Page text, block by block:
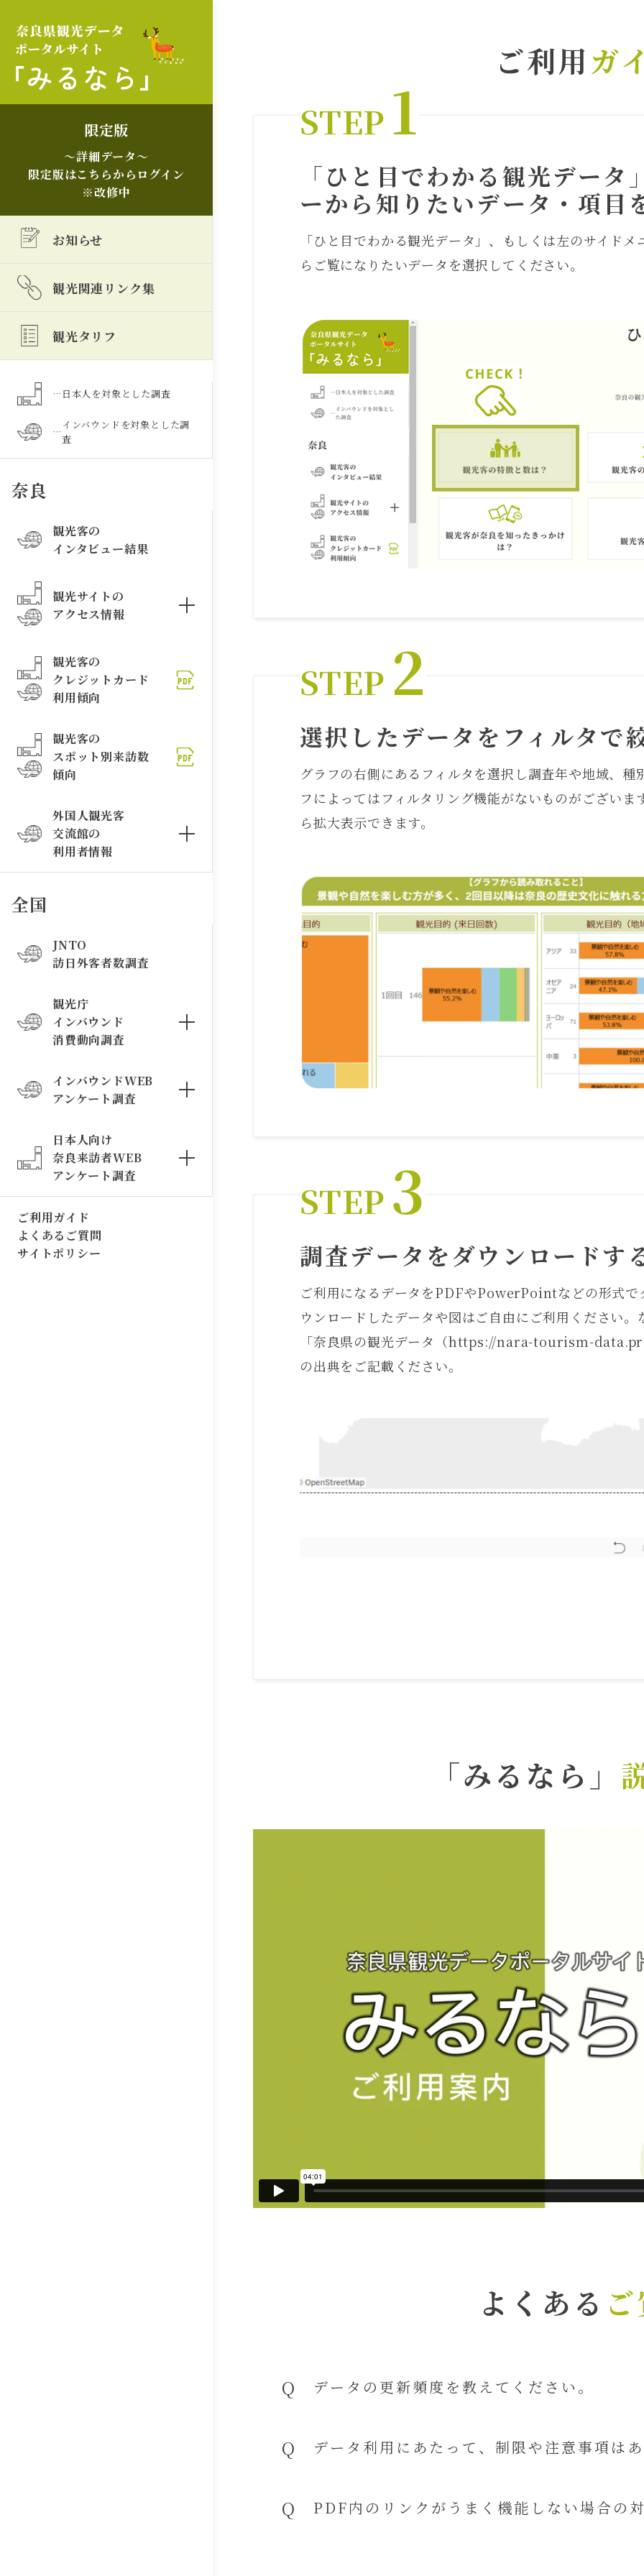
限定版
～詳細データ～
限定版はこちらからログイン
※改修中
お知らせ
観光関連リンク集
観光タリフ
… 日本人を対象とした調査
…
インバウンドを対象とした調
査
奈良
観光客の
インタビュー結果
観光サイトの
アクセス情報
観光客の
クレジットカード
利用傾向
観光客の
スポット別来訪数
傾向
外国人観光客
交流館の
利用者情報
全国
JNTO
訪日外客者数調査
観光庁
インバウンド
消費動向調査
インバウンドWEB
アンケート調査
日本人向け
奈良来訪者WEB
アンケート調査
ご利用ガイド
よくあるご質問
サイトポリシー
ご利用 ガ
STEP 1
「ひと目でわかる観光データ
ーから知りたいデータ・項目
「ひと目でわかる観光データ」 、もしくは左のサイドメ
らご覧になりたいデータを選択してください。
STEP 2
選択したデータをフィルタで
グラフの右側にあるフィルタを選択し調査年や地域、
フによってはフィルタリング機能がないものがござい
ら拡大表示できます。
STEP 3
調査データをダウンロードす
ご利用になるデータをPDFやPowerPointなどの形式で
ウンロードしたデータや図はご自由にご利用ください
「奈良県の観光データ（https://nara-tourism-
の出典をご記載ください。
「みるなら」
よくある
データの更新頻度を教えてください。
データ利用にあたって、制限や注意事項は
PDF内のリンクがうまく機能しない場合の